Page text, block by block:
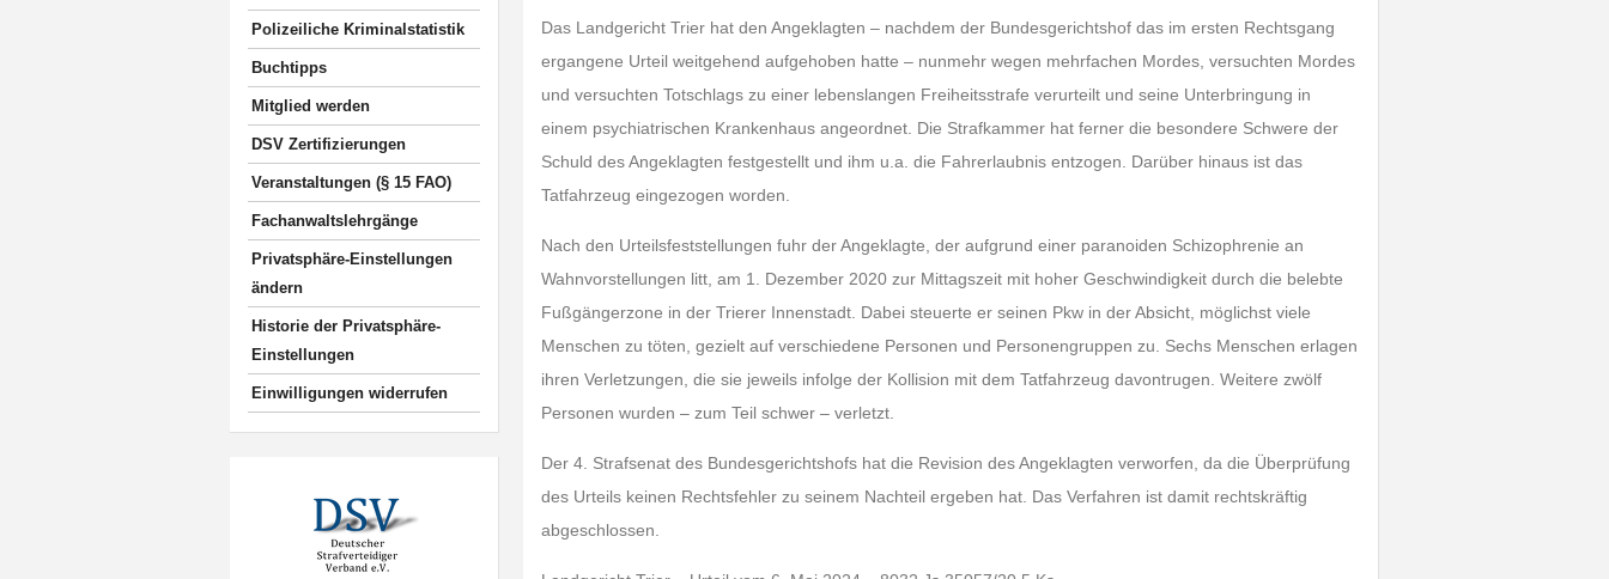
Polizeiliche Kriminalstatistik
Buchtipps
Mitglied werden
DSV Zertifizierungen
Veranstaltungen (§ 15 FAO)
Fachanwaltslehrgänge
Privatsphäre-Einstellungen
ändern
Historie der Privatsphäre-
Einstellungen
Einwilligungen widerrufen
Das Landgericht Trier hat den Angeklagten – nachdem der Bundesgerichtshof das im ersten Rechtsgang
ergangene Urteil weitgehend aufgehoben hatte – nunmehr wegen mehrfachen Mordes, versuchten Mordes
und versuchten Totschlags zu einer lebenslangen Freiheitsstrafe verurteilt und seine Unterbringung in
einem psychiatrischen Krankenhaus angeordnet. Die Strafkammer hat ferner die besondere Schwere der
Schuld des Angeklagten festgestellt und ihm u.a. die Fahrerlaubnis entzogen. Darüber hinaus ist das
Tatfahrzeug eingezogen worden.
Nach den Urteilsfeststellungen fuhr der Angeklagte, der aufgrund einer paranoiden Schizophrenie an
Wahnvorstellungen litt, am 1. Dezember 2020 zur Mittagszeit mit hoher Geschwindigkeit durch die belebte
Fußgängerzone in der Trierer Innenstadt. Dabei steuerte er seinen Pkw in der Absicht, möglichst viele
Menschen zu töten, gezielt auf verschiedene Personen und Personengruppen zu. Sechs Menschen erlagen
ihren Verletzungen, die sie jeweils infolge der Kollision mit dem Tatfahrzeug davontrugen. Weitere zwölf
Personen wurden – zum Teil schwer – verletzt.
Der 4. Strafsenat des Bundesgerichtshofs hat die Revision des Angeklagten verworfen, da die Überprüfung
des Urteils keinen Rechtsfehler zu seinem Nachteil ergeben hat. Das Verfahren ist damit rechtskräftig
abgeschlossen.